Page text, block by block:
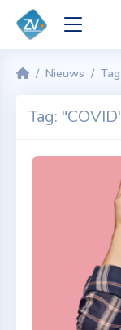
Nieuws Tag
Tag: